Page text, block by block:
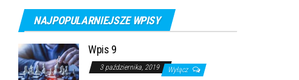
NAJPOPULARNIEJSZE WPISY
Wpis 9
3 października, 2019 Wyłącz